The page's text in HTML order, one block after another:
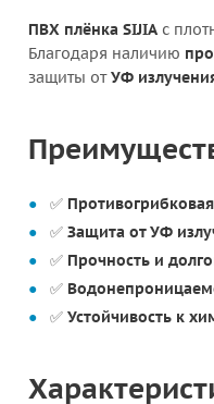
ПВХ плёнка SIJIA с
Благодаря наличию
защиты отУФ
✅
✅ Защита от УФ
✅ Прочность и
✅
✅ Устойчивость к